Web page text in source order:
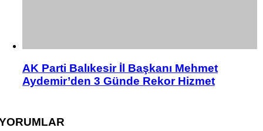
AK Parti Balıkesir İl Başkanı Mehmet
Aydemir’den 3 Günde Rekor Hizmet